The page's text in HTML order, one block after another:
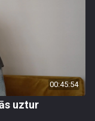
00:45:54
uztur